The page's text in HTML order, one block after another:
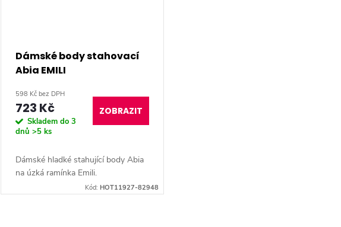
Dámské body stahovací
Abia EMILI
598 Kč bez DPH
723 Kč
Skladem do 3
dnů >5 ks
ZOBRAZIT
Dámské hladké stahující body Abia
na úzká ramínka Emili.
Kód:HOT11927-82948